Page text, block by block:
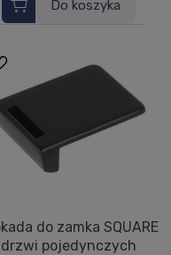
Do koszyka
do zamka SQUARE
drzwi pojedynczych